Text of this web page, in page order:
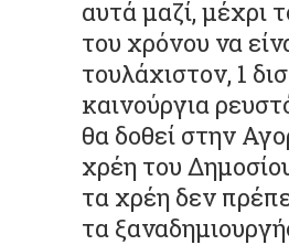
αυτά μαζί, μέχρι
του χρόνου να
τουλάχιστον, 1
καινούργια
θα δοθεί στην
χρέη του
τα χρέη δεν
τα